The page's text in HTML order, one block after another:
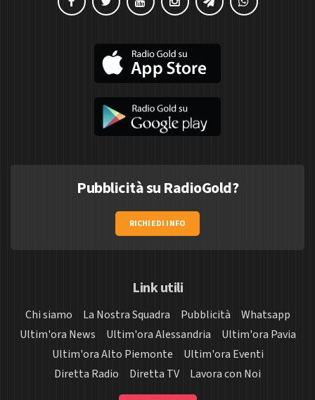
Pubblicità su RadioGold?
RICHIEDI INFO
Link utili
Chi siamo La Nostra Squadra Pubblicità
Whatsapp
Ultim'ora News
Ultim'ora Alessandria
Ultim'ora Pavia
Ultim'ora Alto Piemonte
Ultim'ora Eventi
Diretta Radio
Diretta TV Lavora con Noi